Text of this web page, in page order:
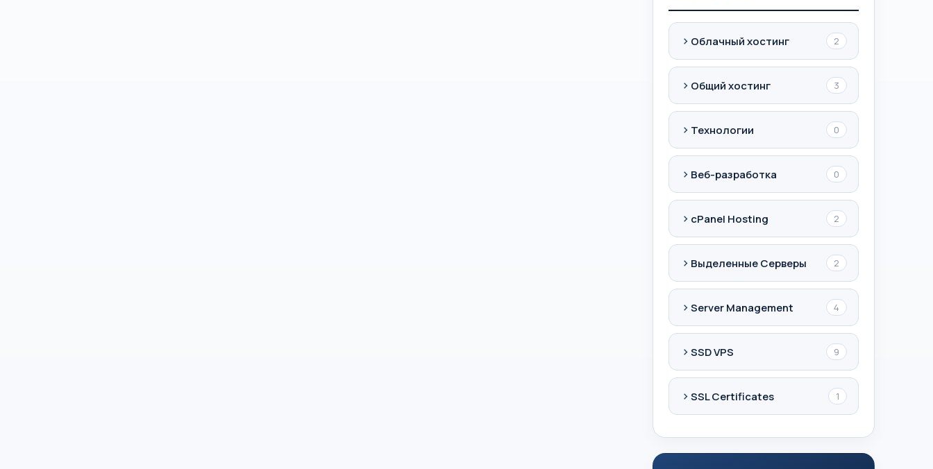
Облачный хостинг 2
Общий хостинг 3
Технологии 0
Веб-разработка 0
cPanel Hosting 2
Выделенные Серверы 2
Server Management 4
SSD VPS 9
SSL Certificates 1